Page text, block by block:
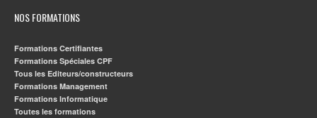
NOS FORMATIONS
Formations Certifiantes
Formations Spéciales CPF
Tous les Editeurs/constructeurs
Formations Management
Formations Informatique
Toutes les formations